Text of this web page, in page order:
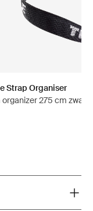
Strap Organiser
275 cm zwart